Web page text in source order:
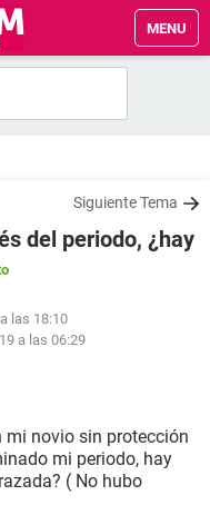
MENU
Siguiente Tema
del periodo, ¿hay
las 18:10
a las 06:29
mi novio sin protección
mi periodo, hay
( No hubo